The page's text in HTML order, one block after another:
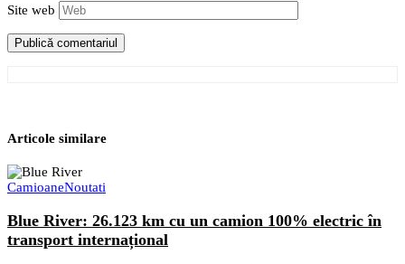
Site web
Articole similare
CamioaneNoutati
Blue River: 26.123 km cu un camion 100% electric în
transport internațional